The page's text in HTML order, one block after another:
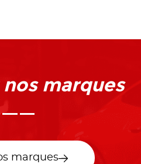
nos marques
marques